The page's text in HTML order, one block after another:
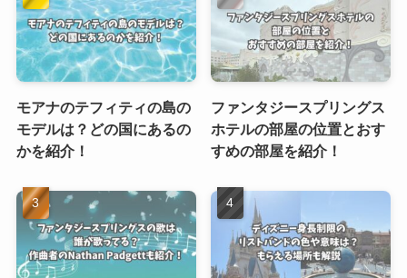
モアナのテフィティの島の
モデルは？どの国にあるの
かを紹介！
ファンタジースプリングス
ホテルの部屋の位置とおす
すめの部屋を紹介！